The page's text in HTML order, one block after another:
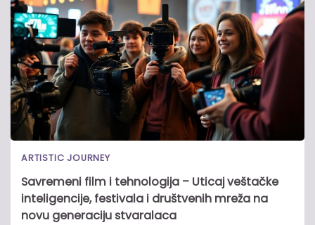
ARTISTIC JOURNEY
Savremeni film i tehnologija – Uticaj veštačke
inteligencije, festivala i društvenih mreža na
novu generaciju stvaralaca